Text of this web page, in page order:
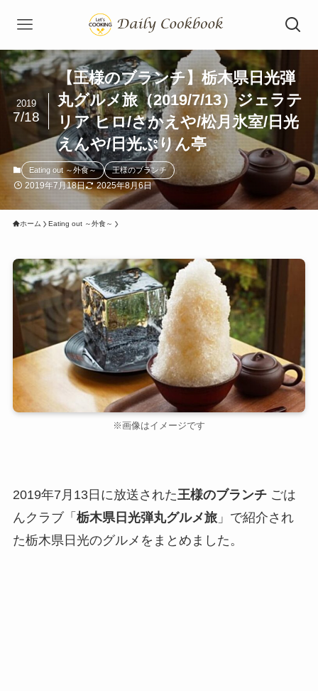
【王様のブランチ】栃木県日光弾
丸グルメ旅（2019/7/13）ジェラテ
リア ヒロ/さかえや/松月氷室/日光
えんや/日光ぷりん亭
2019
7/18
Eating out ～外食～ 王様のブランチ
2019年7月18日 2025年8月6日
ホーム Eating out ～外食～
※画像はイメージです
2019年7月13日に放送された王様のブランチごは
んクラブ「 栃木県日光弾丸グルメ旅」で紹介され
た栃木県日光のグルメをまとめました。